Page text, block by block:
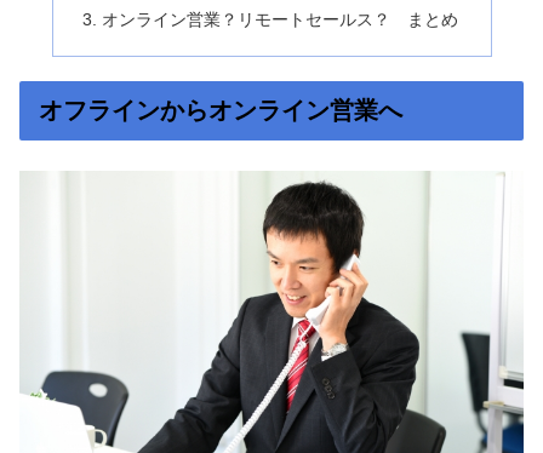
オンライン営業？リモートセールス？ まとめ
オフラインからオンライン営業へ